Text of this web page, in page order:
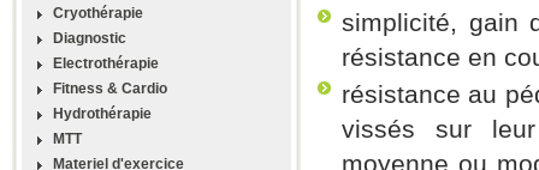
Cryothérapie
Diagnostic
Electrothérapie
Fitness & Cardio
Hydrothérapie
MTT
Materiel d'exercice
simplicité, gain
résistance en
résistance au
vissés sur
moyenne ou